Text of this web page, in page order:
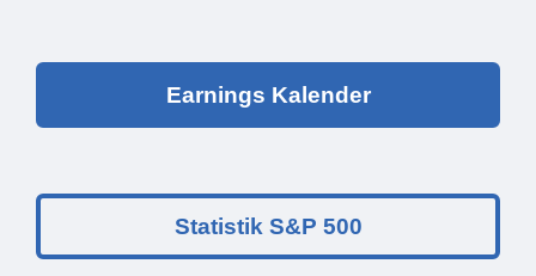
Earnings Kalender
Statistik S&P 500